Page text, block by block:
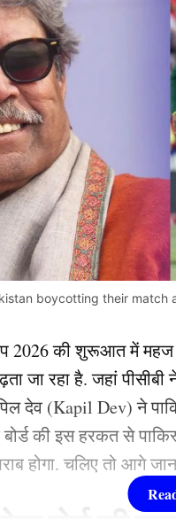
boycotting their match
2026 की शुरूआत में
जा रहा है. जहां
देव (Kapil Dev) ने
की इस हरकत से
होगा. चलिए तो आगे